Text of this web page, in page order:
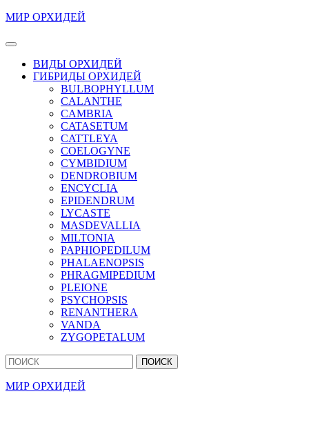
Перейти
содержимому
содержимому
МИР ОРХИДЕЙ
Кнопка
ОткрытьВИДЫ ОРХИДЕЙ
ГИБРИДЫ ОРХИДЕЙ
BULBOPHYLLUM
CALANTHE
CAMBRIA
CATASETUM
CATTLEYA
COELOGYNE
CYMBIDIUM
DENDROBIUM
ENCYCLIA
EPIDENDRUM
LYCASTE
MASDEVALLIA
MILTONIA
PAPHIOPEDILUM
PHALAENOPSIS
PHRAGMIPEDIUM
PLEIONE
PSYCHOPSIS
RENANTHERA
VANDA
ZYGOPETALUM
Кнопка
Закрыть
Найти:
МИР ОРХИДЕЙ